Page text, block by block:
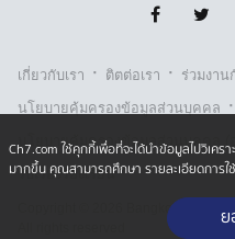
เกี่ยวกับเรา · ติตต่อเรา · ร่วมงาน
นโยบายคุ้มครองข้อมูลส่วนบุคคล ·
นโยบายคุ้มครองข้อมูลส่วนบุคคล (
รับเรื่องร้องเรียน
Copyright © 2026 Bangkok
Ch7.com ใช้คุกกี้เพื่อที่จะได้นำข้อมูลไปวิเคร
มากขึ้น คุณสามารถศึกษา รายละเอียดการใ
ย